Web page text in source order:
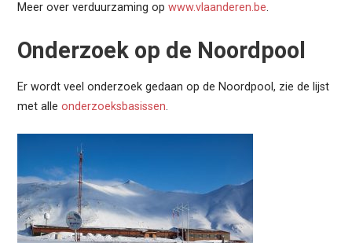
Meer over verduurzaming opwww.vlaanderen.be.
Onderzoek op de Noordpool
Er wordt veel onderzoek gedaan op de Noordpool, zie de lijst
met alleonderzoeksbasissen.